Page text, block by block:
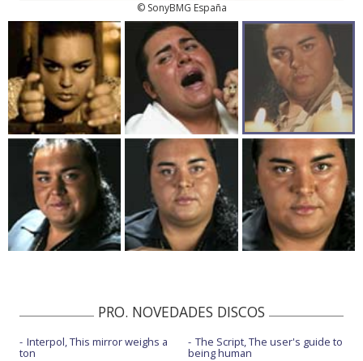
© SonyBMG España
PRO. NOVEDADES DISCOS
Interpol, This mirror weighs a
ton
The Script, The user's guide to
being human